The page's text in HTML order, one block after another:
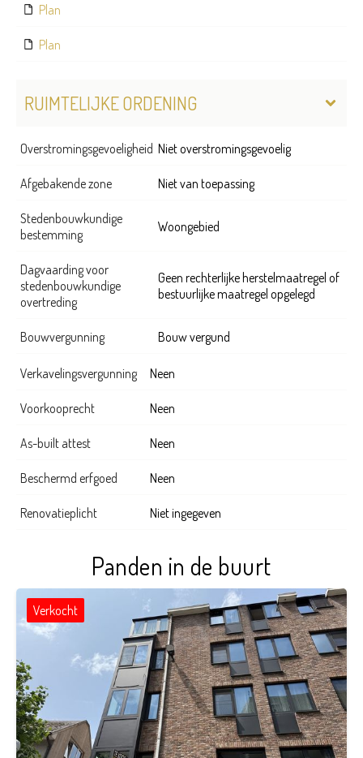
Plan
Plan
RUIMTELIJKE ORDENING
Overstromingsgevoeligheid Niet overstromingsgevoelig
Afgebakende zone Niet van toepassing
Stedenbouwkundige
bestemming
Woongebied
Dagvaarding voor
stedenbouwkundige
overtreding
Geen rechterlijke herstelmaatregel of
bestuurlijke maatregel opgelegd
Bouwvergunning Bouw vergund
Verkavelingsvergunning Neen
Voorkooprecht Neen
As-built attest Neen
Beschermd erfgoed Neen
Renovatieplicht Niet ingegeven
Panden in de buurt
Verkocht
2
1
90 m²